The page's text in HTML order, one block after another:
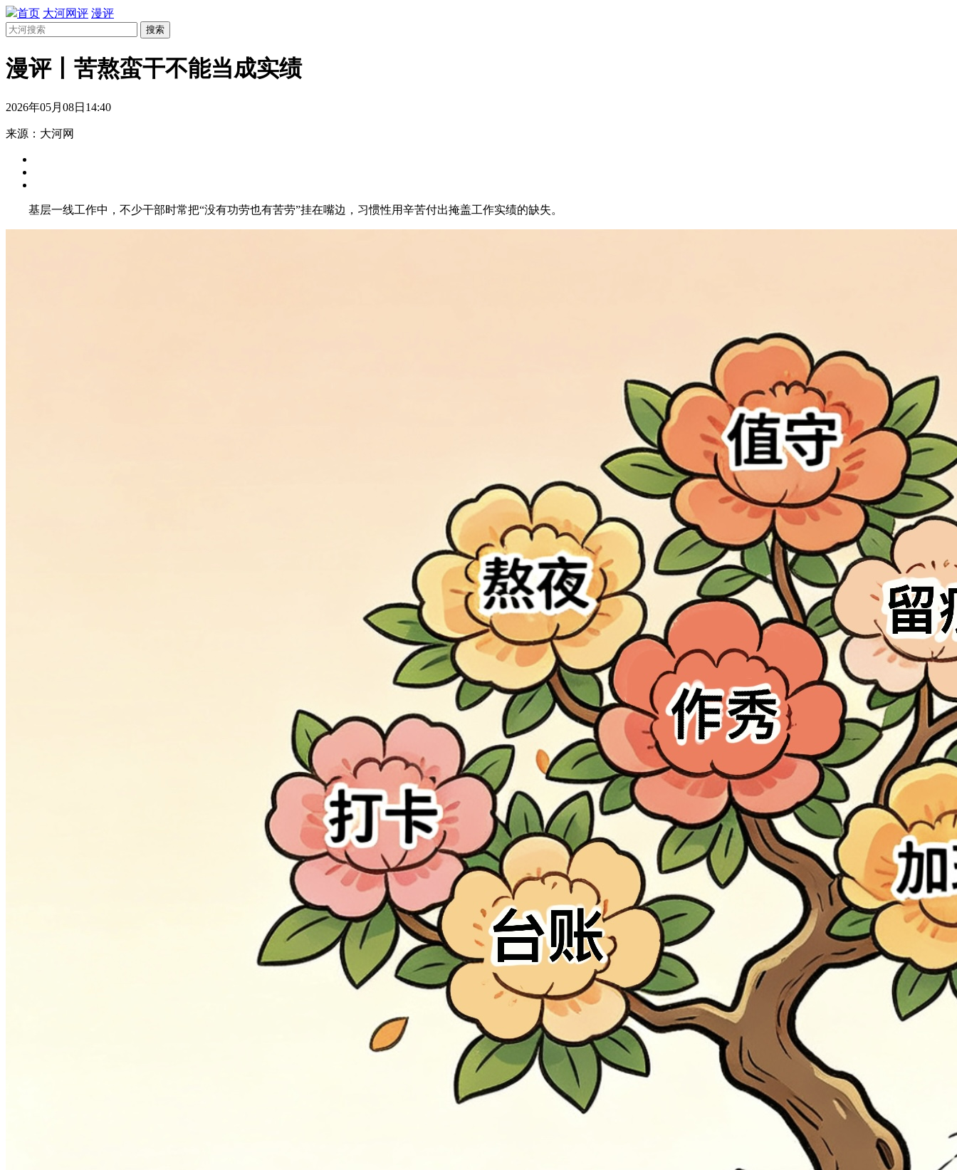
首页 大河网评 漫评
搜索
漫评丨苦熬蛮干不能当成实绩
2026年05月08日14:40
来源：大河网
基层一线工作中，不少干部时常把“没有功劳也有苦劳”挂在嘴边，习惯性用辛苦付出掩盖工作实绩的缺失。